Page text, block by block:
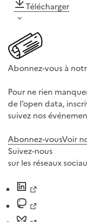
Télécharger
Abonnez-vous à
Pour ne rien
de l’open data,
suivez nos
Abonnez-vousVoir
Suivez-nous
sur les réseaux